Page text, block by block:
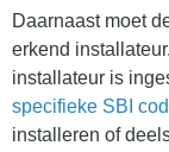
Daarnaast moet
erkend
installateur is
specifieke SBI
installeren of